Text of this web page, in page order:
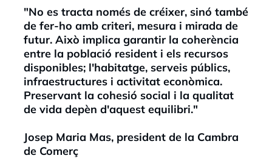
"No es tracta només de créixer, sinó també
de fer-ho amb criteri, mesura i mirada de
futur. Això implica garantir la coherència
entre la població resident i els recursos
disponibles; l'habitatge, serveis públics,
infraestructures i activitat econòmica.
Preservant la cohesió social i la qualitat
de vida depèn d'aquest equilibri."
Josep Maria Mas, president de la Cambra
de Comerç